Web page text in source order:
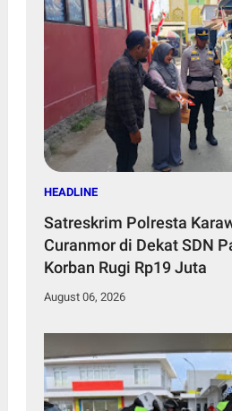
HEADLINE
Satreskrim Polresta
Curanmor di Dekat SDN
Korban Rugi Rp19 Juta
August 06, 2026